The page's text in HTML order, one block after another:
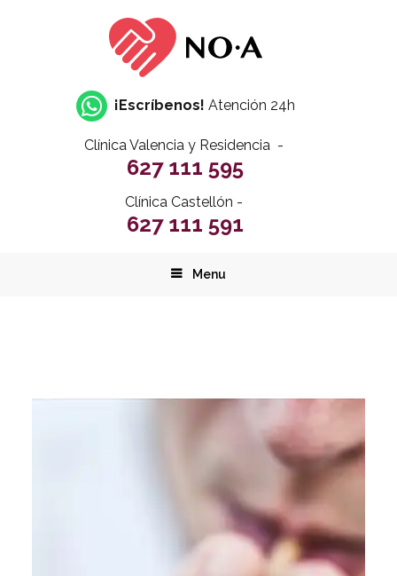
¡Escríbenos! Atención 24h
Clínica Valencia y Residencia -
627 111 595
Clínica Castellón -
627 111 591
Menu